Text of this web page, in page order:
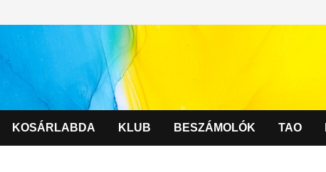
KOSÁRLABDA KLUB BESZÁMOLÓK TAO